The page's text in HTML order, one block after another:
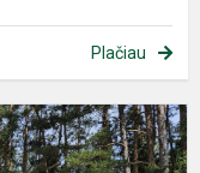
Plačiau